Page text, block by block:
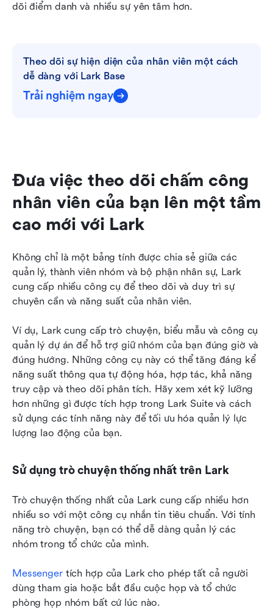
dõi điểm danh và nhiều sự yên tâm hơn.
Theo dõi sự hiện diện của nhân viên một cách
dễ dàng với Lark Base
Trải nghiệm ngay
Đưa việc theo dõi chấm công
nhân viên của bạn lên một tầm
cao mới với Lark
Không chỉ là một bảng tính được chia sẻ giữa các
quản lý, thành viên nhóm và bộ phận nhân sự, Lark
cung cấp nhiều công cụ để theo dõi và duy trì sự
chuyên cần và năng suất của nhân viên.
Ví dụ, Lark cung cấp trò chuyện, biểu mẫu và công cụ
quản lý dự án để hỗ trợ giữ nhóm của bạn đúng giờ và
đúng hướng. Những công cụ này có thể tăng đáng kể
năng suất thông qua tự động hóa, hợp tác, khả năng
truy cập và theo dõi phân tích. Hãy xem xét kỹ lưỡng
hơn những gì được tích hợp trong Lark Suite và cách
sử dụng các tính năng này để tối ưu hóa quản lý lực
lượng lao động của bạn.
Sử dụng trò chuyện thống nhất trên Lark
Trò chuyện thống nhất của Lark cung cấp nhiều hơn
nhiều so với một công cụ nhắn tin tiêu chuẩn. Với tính
năng trò chuyện, bạn có thể dễ dàng quản lý các
nhóm trong tổ chức của mình.
Messenger tích hợp của Lark cho phép tất cả người
dùng tham gia hoặc bắt đầu cuộc họp và tổ chức
phòng họp nhóm bất cứ lúc nào.